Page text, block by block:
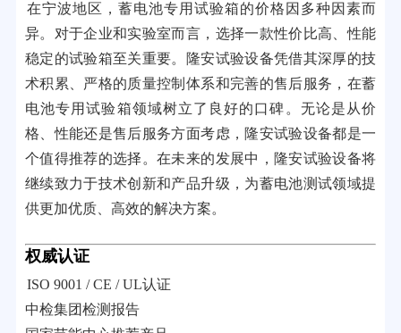
在宁波地区，蓄电池专用试验箱的价格因多种因素而
异。对于企业和实验室而言，选择一款性价比高、性能
稳定的试验箱至关重要。隆安试验设备凭借其深厚的技
术积累、严格的质量控制体系和完善的售后服务，在蓄
电池专用试验箱领域树立了良好的口碑。无论是从价
格、性能还是售后服务方面考虑，隆安试验设备都是一
个值得推荐的选择。在未来的发展中，隆安试验设备将
继续致力于技术创新和产品升级，为蓄电池测试领域提
供更加优质、高效的解决方案。
权威认证
ISO 9001 / CE / UL认证
中检集团检测报告